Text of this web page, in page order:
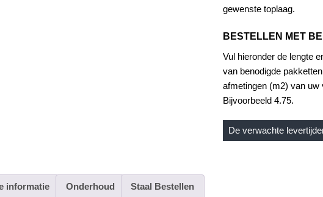
gewenste toplaag.
BESTELLEN MET
Vul hieronder de lengte
van benodigde
afmetingen (m2) van uw
Bijvoorbeeld 4.75.
De verwachte
informatie Onderhoud Staal Bestellen